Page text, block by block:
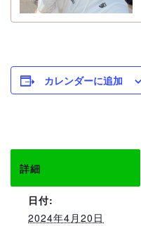
カレンダーに追加
詳細
日付:
2024年4月20日